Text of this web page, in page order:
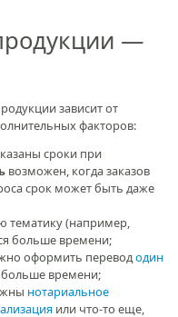
—
зависит от
факторов:
сроки при
возможен, когда заказов
срок может быть даже
тематику (например,
больше времени;
оформить перевододин
больше времени;
нотариальное
или что-то еще,